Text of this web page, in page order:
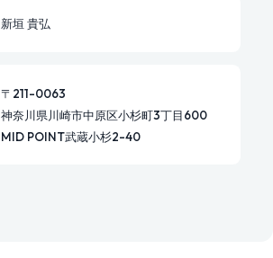
新垣 貴弘
〒211-0063
神奈川県川崎市中原区小杉町3丁目600
MID POINT武蔵小杉2-40